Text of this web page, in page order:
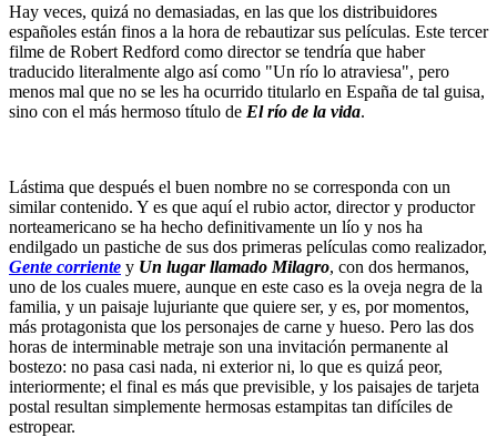
Hay veces, quizá no demasiadas, en las que los distribuidores
españoles están finos a la hora de rebautizar sus películas. Este tercer
filme de Robert Redford como director se tendría que haber
traducido literalmente algo así como "Un río lo atraviesa", pero
menos mal que no se les ha ocurrido titularlo en España de tal guisa,
sino con el más hermoso título de El río de la vida.
Lástima que después el buen nombre no se corresponda con un
similar contenido. Y es que aquí el rubio actor, director y productor
norteamericano se ha hecho definitivamente un lío y nos ha
endilgado un pastiche de sus dos primeras películas como realizador,
Gente corriente y Un lugar llamado Milagro, con dos hermanos,
uno de los cuales muere, aunque en este caso es la oveja negra de la
familia, y un paisaje lujuriante que quiere ser, y es, por momentos,
más protagonista que los personajes de carne y hueso. Pero las dos
horas de interminable metraje son una invitación permanente al
bostezo: no pasa casi nada, ni exterior ni, lo que es quizá peor,
interiormente; el final es más que previsible, y los paisajes de tarjeta
postal resultan simplemente hermosas estampitas tan difíciles de
estropear.